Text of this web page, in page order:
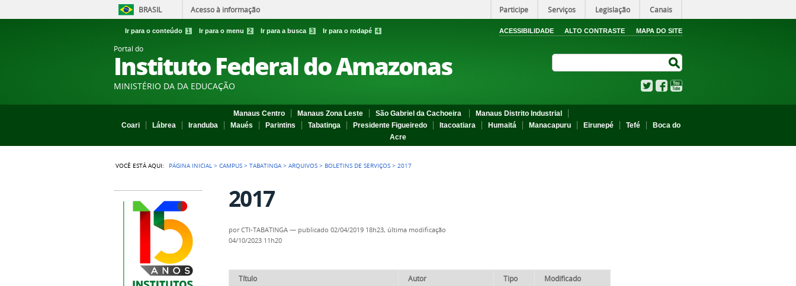
BRASIL Acesso à informação Participe Serviços Legislação Canais
Ir para o conteúdo 1 Ir para o menu 2 Ir para a busca 3 Ir para o rodapé 4 ACESSIBILIDADE ALTO CONTRASTE MAPA DO SITE
Portal do
Instituto Federal do Amazonas
MINISTÉRIO DA DA EDUCAÇÃO TwitterFacebook
Manaus Centro Manaus Zona Leste São Gabriel da Cachoeira
Manaus Distrito Industrial
Coari
Lábrea Iranduba Maués Parintins Tabatinga Presidente Figueiredo Itacoatiara Humaitá Manacapuru Eirunepé Tefé
Boca do
Acre
VOCÊ ESTÁ AQUI: PÁGINA INICIAL >CAMPUS >TABATINGA >ARQUIVOS > BOLETINS DE SERVIÇOS >2017
2017
porCTI-TABATINGA — publicado 02/04/2019 18h23, última modificação
04/10/2023 11h20
Título Autor Tipo
Modificado